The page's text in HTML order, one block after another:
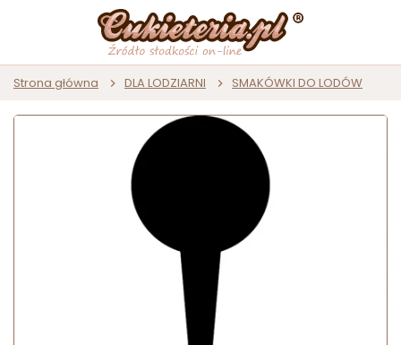
Strona główna DLA LODZIARNI SMAKÓWKI DO LODÓW